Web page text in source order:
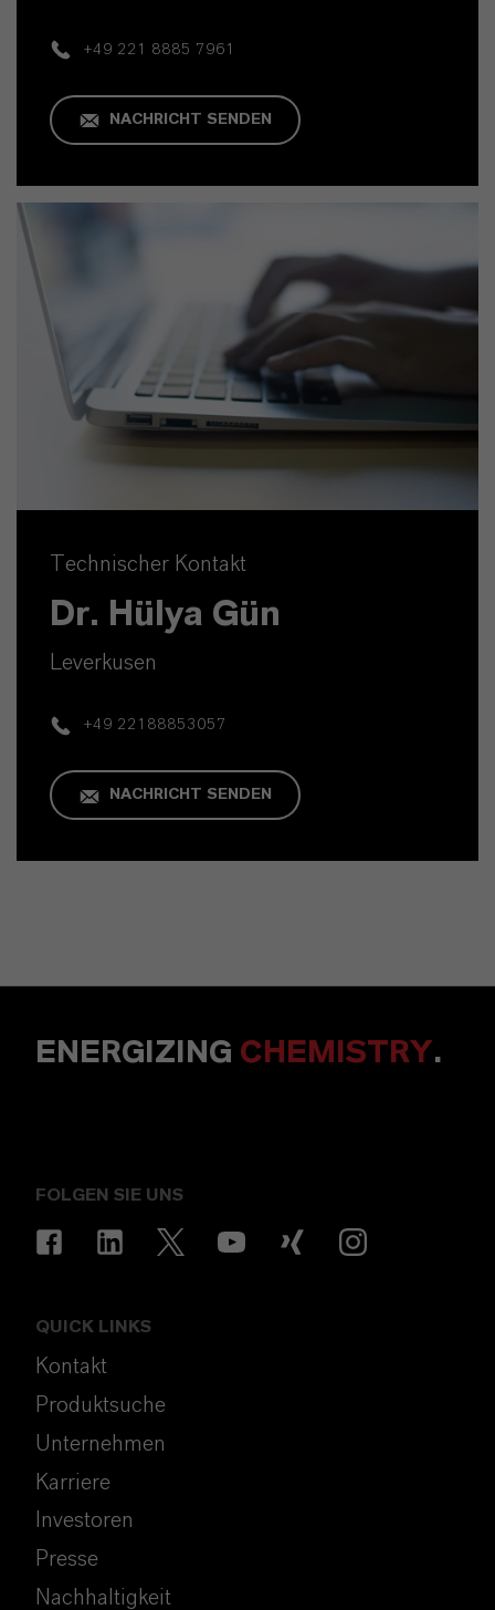
+49 221 8885 7961
NACHRICHT SENDEN
Technischer Kontakt
Dr. Hülya Gün
Leverkusen
+49 22188853057
NACHRICHT SENDEN
ENERGIZING CHEMISTRY.
FOLGEN SIE UNS
QUICK LINKS
Kontakt
Produktsuche
Unternehmen
Karriere
Investoren
Presse
Nachhaltigkeit